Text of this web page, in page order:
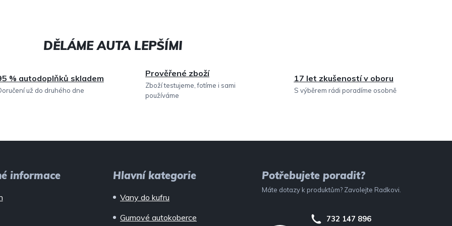
% autodoplňků skladem
už do druhého dne
Prověřené zboží
Zboží testujeme, fotíme i sami
používáme
17 let zkušeností v oboru
S výběrem rádi poradíme osobně
informace Hlavní kategorie
Vany do kufru
Gumové autokoberce
Potřebujete poradit?
Máte dotazy k produktům? Zavolejte Radkovi.
732 147 896